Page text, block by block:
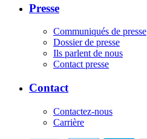
Presse
Communiqués de presse
Dossier de presse
Ils parlent de nous
Contact presse
Contact
Contactez-nous
Carrière